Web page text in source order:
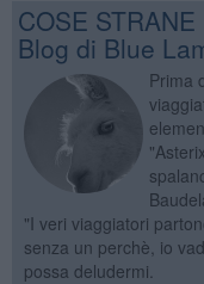
COSE
Blog di Blue
Prima
"I veri viaggiatori
senza un perchè, io
possa deludermi.